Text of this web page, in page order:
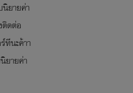
ยายค่า
ติดต่อ
นะค้าา
ยายค่า